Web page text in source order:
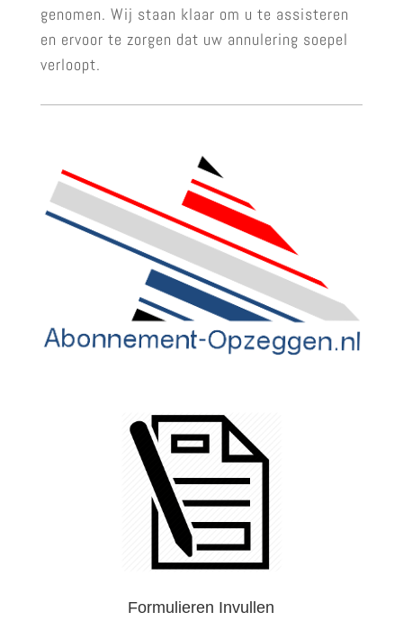
genomen. Wij staan klaar om u te assisteren
en ervoor te zorgen dat uw annulering soepel
verloopt.
Formulieren Invullen